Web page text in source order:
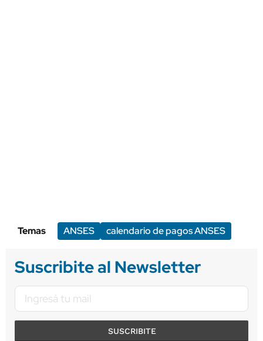
Temas ANSES calendario de pagos ANSES
Suscribite al Newsletter
SUSCRIBITE